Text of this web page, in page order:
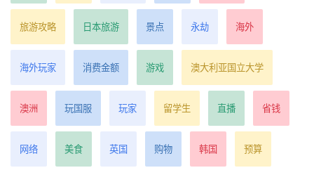
旅游攻略 日本旅游 景点 永劫 海外
海外玩家 消费金额 游戏 澳大利亚国立大学
澳洲 玩国服 玩家 留学生 直播 省钱
网络 美食 英国 购物 韩国 预算